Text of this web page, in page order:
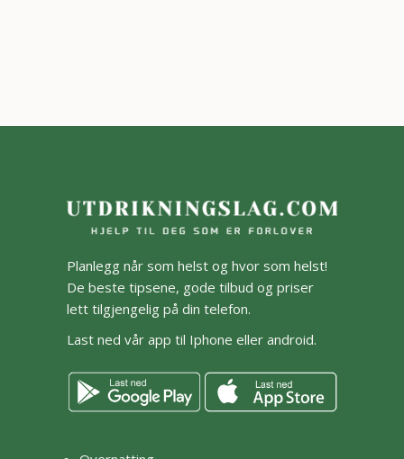
Planlegg når som helst og hvor som helst!
De beste tipsene, gode tilbud og priser
lett tilgjengelig på din telefon.
Last ned vår app til Iphone eller android.